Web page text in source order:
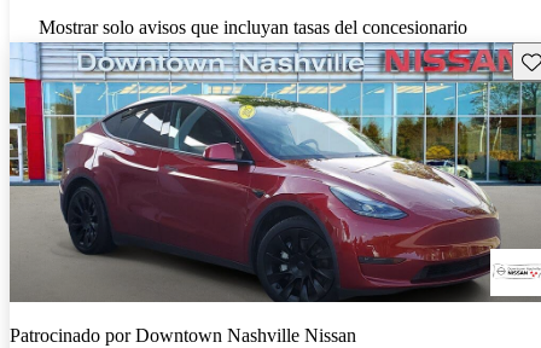
Mostrar solo avisos que incluyan tasas del concesionario
Patrocinado porDowntown Nashville Nissan